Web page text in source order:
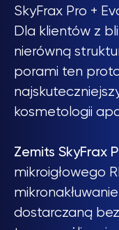
SkyFrax Pro +
Dla klientów z
nierówną
porami ten
kosmetologii
Zemits SkyFrax
mikroigłowego
dostarczaną